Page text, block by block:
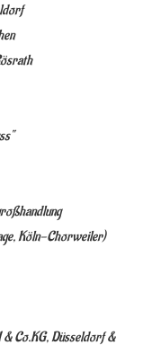
Köln-Chorweiler)
Co.KG, Düsseldorf &